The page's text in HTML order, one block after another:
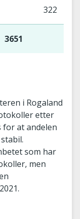
322
3651
i Rogaland
etter
for at andelen
som har
men